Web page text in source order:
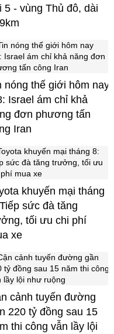
5 - vùng Thủ đô, dài
nóng thế giới hôm nay
Israel ám chỉ khả
đơn phương tấn
Iran
khuyến mại tháng
sức đà tăng
tối ưu chi phí
xe
cảnh tuyến đường
220 tỷ đồng sau 15
thi công vẫn lầy lội